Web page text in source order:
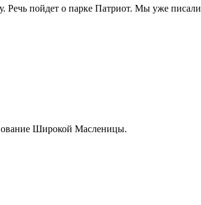
Речь пойдет о парке Патриот. Мы уже писали
Широкой Масленицы.